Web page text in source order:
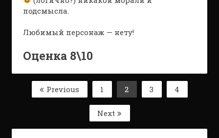
подсмысла.
Любимый персонаж — нету!
Оценка 8\10
Навигация
Previous Page
1 Page
2 Page
3 4
Next